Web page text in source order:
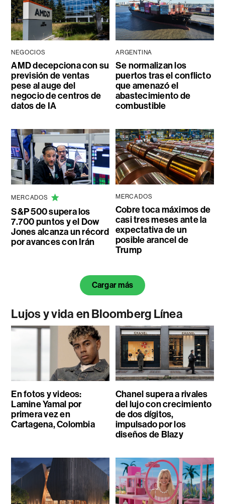
NEGOCIOS
AMD decepciona con su
previsión de ventas
pese al auge del
negocio de centros de
datos de IA
ARGENTINA
Se normalizan los
puertos tras el conflicto
que amenazó el
abastecimiento de
combustible
MERCADOS
S&P 500 supera los
7.700 puntos y el Dow
Jones alcanza un récord
por avances con Irán
MERCADOS
Cobre toca máximos de
casi tres meses ante la
expectativa de un
posible arancel de
Trump
Cargar más
Lujos y vida en Bloomberg Línea
En fotos y videos:
Lamine Yamal por
primera vez en
Cartagena, Colombia
Chanel supera a rivales
del lujo con crecimiento
de dos dígitos,
impulsado por los
diseños de Blazy